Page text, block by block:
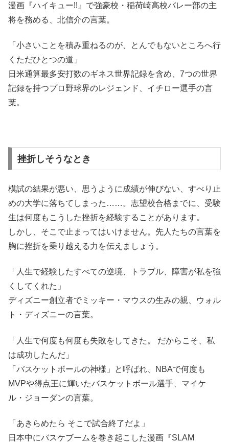
漫画『ハイキュー!!』で強豪校・稲荷崎高校バレー部の主
将を務める、北信介の言葉。
「小さいことを積み重ねるのが、とんでもないところへ行
くただひとつの道」
日米通算最多安打数のギネス世界記録を含め、7つの世界
記録を持つプロ野球界のレジェンド、イチロー選手の言
葉。
挫折しそうなとき
模試の結果が悪い、思うように成績が伸びない、すべり止
めの大学に落ちてしまった……。志望校合格までに、受験
生は何度もこうした挫折を経験することがあります。
しかし、そこで止まってはいけません。先人たちの言葉を
胸に挫折を乗り越える力を伝えましょう。
「人生で経験したすべての逆境、トラブル、障害が私を強
くしてくれた」
ディズニー創立者でミッキー・マウスの生みの親、ウォル
ト・ディズニーの言葉。
「人生で何度も何度も失敗をしてきた。 だからこそ、私
は成功したんだ」
「バスケットボールの神様」と呼ばれ、NBAで何度も
MVPや得点王に輝いたバスケットボール選手、マイケ
ル・ジョーダンの言葉。
「あきらめたら そこで試合終了だよ」
日本中にバスケブームを巻き起こした漫画『SLAM